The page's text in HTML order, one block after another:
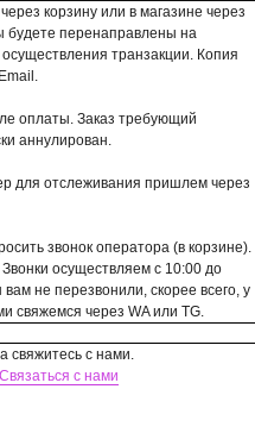
корзину или в магазине через
будете перенаправлены на
транзакции. Копия
оплаты. Заказ требующий
аннулирован.
для отслеживания пришлем через
звонок оператора (в корзине).
осуществляем с 10:00 до
не перезвонили, скорее всего, у
свяжемся через WA или TG.
свяжитесь с нами.
Связаться с нами